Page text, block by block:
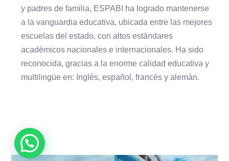
y padres de familia, ESPABI ha logrado mantenerse
a la vanguardia educativa, ubicada entre las mejores
escuelas del estado, con altos estándares
académicos nacionales e internacionales. Ha sido
reconocida, gracias a la enorme calidad educativa y
multilingüe en: Inglés, español, francés y alemán.